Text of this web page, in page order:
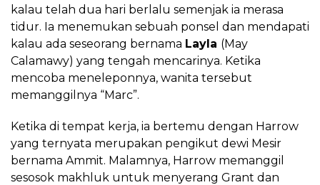
kalau telah dua hari berlalu semenjak ia merasa
tidur. Ia menemukan sebuah ponsel dan mendapati
kalau ada seseorang bernama Layla (May
Calamawy) yang tengah mencarinya. Ketika
mencoba meneleponnya, wanita tersebut
memanggilnya “Marc”.
Ketika di tempat kerja, ia bertemu dengan Harrow
yang ternyata merupakan pengikut dewi Mesir
bernama Ammit. Malamnya, Harrow memanggil
sesosok makhluk untuk menyerang Grant dan